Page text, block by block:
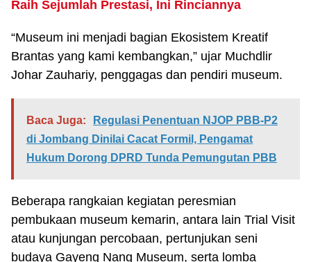
Raih Sejumlah Prestasi, Ini Rinciannya
“Museum ini menjadi bagian Ekosistem Kreatif
Brantas yang kami kembangkan,” ujar Muchdlir
Johar Zauhariy, penggagas dan pendiri museum.
Baca Juga:
Regulasi Penentuan NJOP PBB-P2
di Jombang Dinilai Cacat Formil, Pengamat
Hukum Dorong DPRD Tunda Pemungutan PBB
Beberapa rangkaian kegiatan peresmian
pembukaan museum kemarin, antara lain Trial Visit
atau kunjungan percobaan, pertunjukan seni
budaya Gayeng Nang Museum, serta lomba